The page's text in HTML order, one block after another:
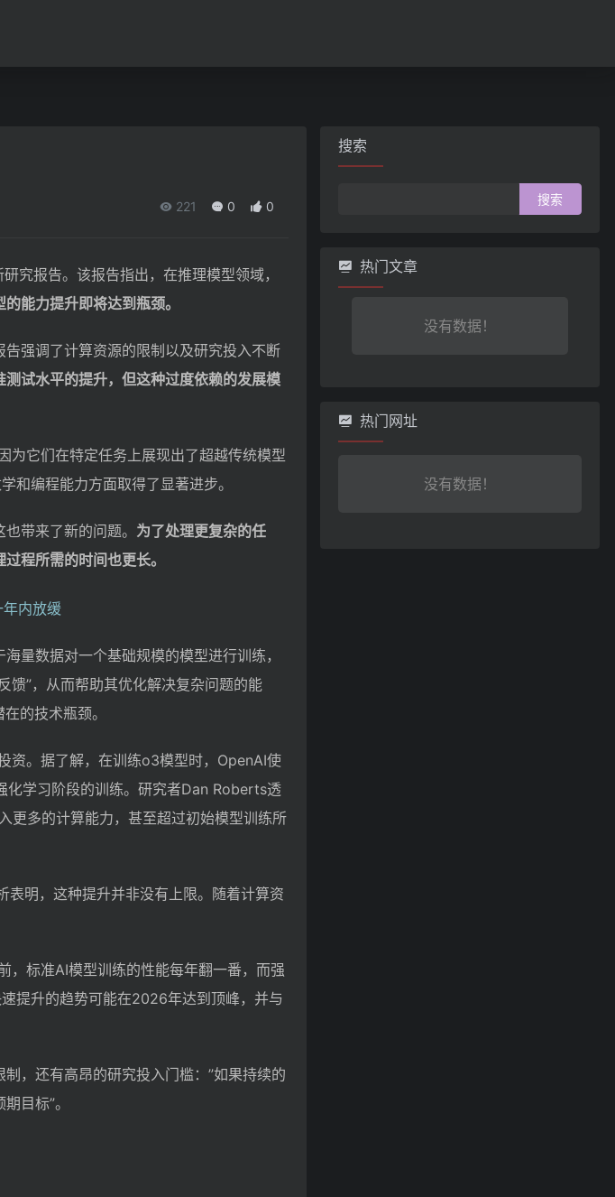
221 0 0
究报告。该报告指出，在推理模型领域，
能力提升即将达到瓶颈。
强调了计算资源的限制以及研究投入不断
试水平的提升，但这种过度依赖的发展模
为它们在特定任务上展现出了超越传统模型
和编程能力方面取得了显著进步。
带来了新的问题。 为了处理更复杂的任
程所需的时间也更长。
量数据对一个基础规模的模型进行训练，
馈”，从而帮助其优化解决复杂问题的能
的技术瓶颈。
资。据了解，在训练o3模型时，OpenAI使
化学习阶段的训练。研究者Dan Roberts透
更多的计算能力，甚至超过初始模型训练所
明，这种提升并非没有上限。随着计算资
，标准AI模型训练的性能每年翻一番，而强
提升的趋势可能在2026年达到顶峰，并与
，还有高昂的研究投入门槛：”如果持续的
目标”。
搜索
热门文章
没有数据！
热门网址
没有数据！